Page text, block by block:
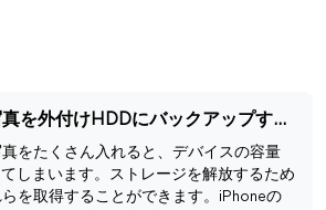
簡単｜iPhoneの写真を外付けHDDにバックアップする方法
をたくさん入れると、デバイスの容量
しまいます。ストレージを解放するため
を取得することができます。iPhoneの